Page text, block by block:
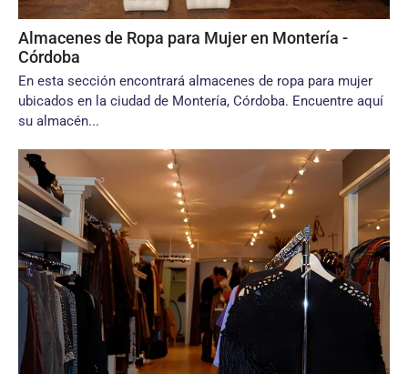
Almacenes de Ropa para Mujer en Montería -
Córdoba
En esta sección encontrará almacenes de ropa para mujer
ubicados en la ciudad de Montería, Córdoba. Encuentre aquí
su almacén...